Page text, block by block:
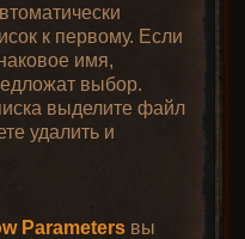
к первому. Если
имя,
выбор.
выделите файл
удалить и
Parameters вы